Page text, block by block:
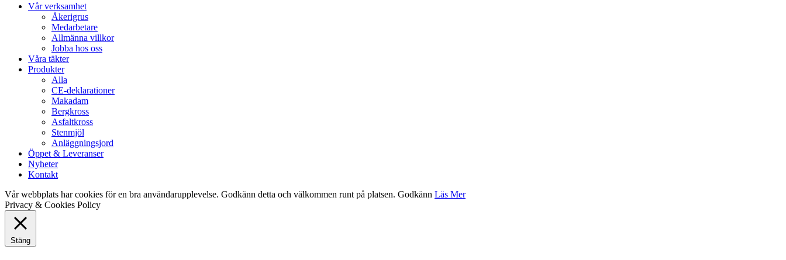
Close
Vår verksamhet
Åkerigrus
Medarbetare
Allmänna villkor
Jobba hos oss
Våra täkter
Produkter
Alla
CE-deklarationer
Makadam
Bergkross
Asfaltkross
Stenmjöl
Anläggningsjord
Öppet & Leveranser
Nyheter
Kontakt
Vår webbplats har cookies för en bra användarupplevelse. Godkänn detta och välkommen runt på platsen. Godkänn Läs Mer
Privacy & Cookies Policy
Stäng